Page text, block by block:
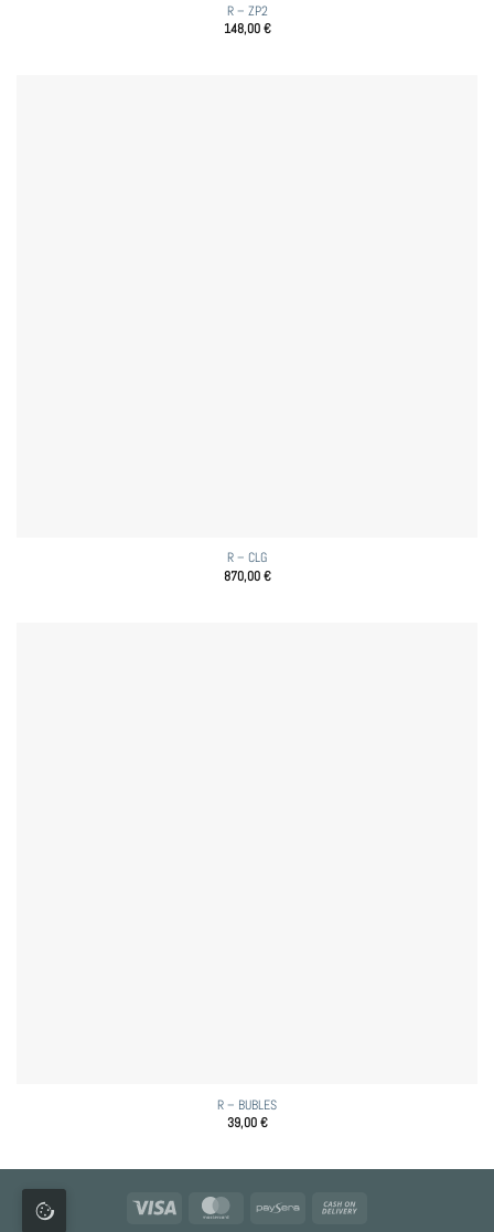
R – ZP2
148,00€
R – CLG
870,00€
R – BUBLES
39,00€
MasterCardPaysera